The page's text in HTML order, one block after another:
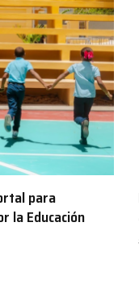
para
la Educación